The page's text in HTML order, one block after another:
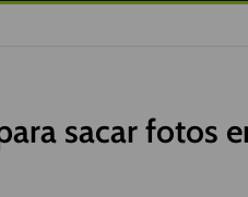
sacar fotos